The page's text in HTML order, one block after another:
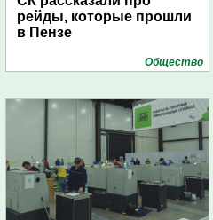
рейды, которые прошли
в Пензе
Общество